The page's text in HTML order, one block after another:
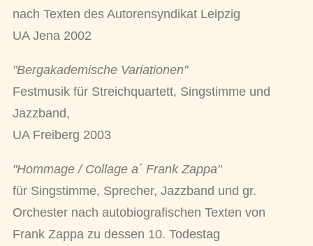
nach Texten des Autorensyndikat Leipzig
UA Jena 2002
"Bergakademische Variationen"
Festmusik für Streichquartett, Singstimme und
Jazzband,
UA Freiberg 2003
"Hommage / Collage a´ Frank Zappa"
für Singstimme, Sprecher, Jazzband und gr.
Orchester nach autobiografischen Texten von
Frank Zappa zu dessen 10. Todestag